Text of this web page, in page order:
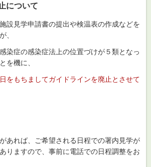
について
設見学申請書の提出や検温表の作成などを
、
染症の感染症法上の位置づけが５類となっ
を機に、
をもちましてガイドラインを廃止とさせて
あれば、ご希望される日程での署内見学が
りますので、事前に電話での日程調整をお